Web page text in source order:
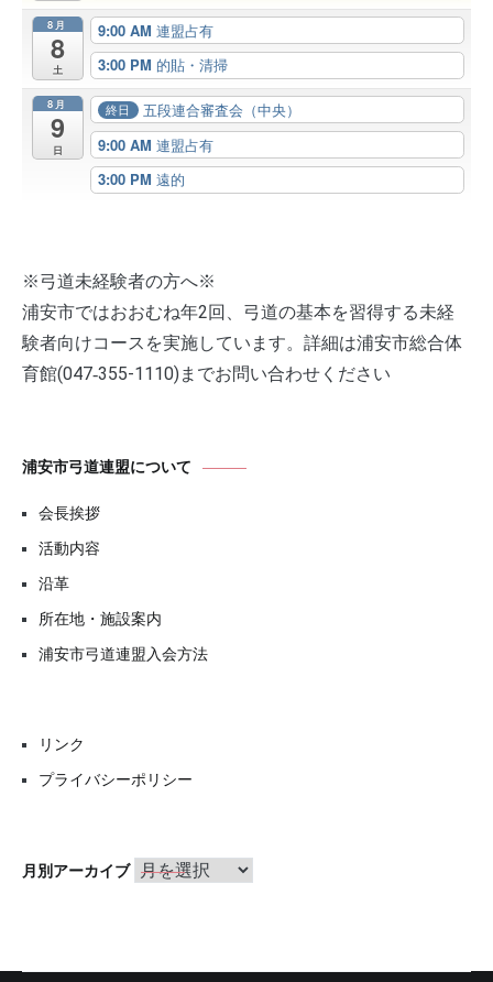
8月
8
土
9:00 AM 連盟占有
3:00 PM 的貼・清掃
8月
9
日
終日
五段連合審査会（中央）
9:00 AM 連盟占有
3:00 PM 遠的
※弓道未経験者の方へ※
浦安市ではおおむね年2回、弓道の基本を習得する未経
験者向けコースを実施しています。詳細は浦安市総合体
育館(047‐355-1110)までお問い合わせください
浦安市弓道連盟について
会長挨拶
活動内容
沿革
所在地・施設案内
浦安市弓道連盟入会方法
リンク
プライバシーポリシー
月別アーカイブ 月